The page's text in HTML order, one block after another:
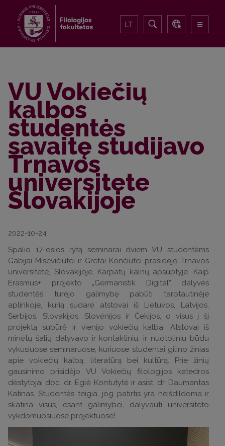
LT
VU Vokiečių
kalbos
studentės
savaitę studijavo
Trnavos
universitete
Slovakijoje
2022-10-24
Spalio 17-osios rytą seminarai dviem VU studentėms
Gabijai Misevičiūtei ir Gretai Končiūtei prasidėjo Trnavos
universitete, Slovakijoje, Karpatų kalnų apsuptyje. Kaip
Erasmus+ projekto „Germanistik Digital“ dalyvės
studentės turėjo galimybę pabūti tarptautinėje
aplinkoje, kurią sudarė atstovai iš Lietuvos, Latvijos,
Serbijos, Slovakijos, Slovėnijos ir Čekijos, o visus į šį
projektą subūrė ir vienijo vokiečių kalba. Atstovai iš
minėtų šalių dalyvavo ir kontaktiniu, ir nuotoliniu būdu
vykusiuose seminaruose, kuriuose studentai gilino žinias
apie vokiečių kalbą, literatūrą bei kultūrą. Prie žinių
gausinimo prisidėjo VU Vokiečių filologijos katedros
dėstytojai doc. dr. Eglė Kontutytė ir asist. dr. Daumantas
Katinas. Studentės teigia, jog patirtis yra neišdildoma ir
skatina visus, esant galimybei, dalyvauti universiteto
vykdomuosiuose projektuose!